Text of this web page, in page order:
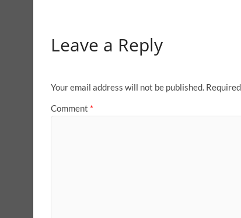
Leave a Reply
Your email address will not be published.
Comment *